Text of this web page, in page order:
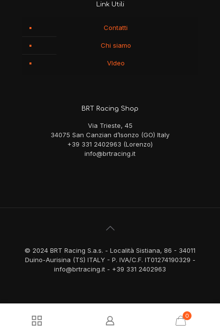
Link Utili
Contatti
Chi siamo
VIdeo
BRT Racing Shop
Via Trieste, 45
34075 San Canzian d’Isonzo (GO) Italy
+39 331 2402963 (Lorenzo)
info@brtracing.it
© 2024 BRT Racing S.a.s. - Località Sistiana, 86 - 34011
Duino-Aurisina (TS) ITALY - P. IVA/C.F. IT01274190329 -
info@brtracing.it - +39 331 2402963
0